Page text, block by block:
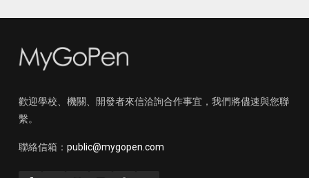
歡迎學校、機關、開發者來信洽詢合作事宜，我們將儘速與您聯
繫。
聯絡信箱： public@mygopen.com